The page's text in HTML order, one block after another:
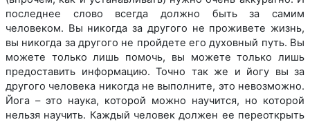
последнее слово всегда должно быть за самим
человеком. Вы никогда за другого не проживете жизнь,
вы никогда за другого не пройдете его духовный путь. Вы
можете только лишь помочь, вы можете только лишь
предоставить информацию. Точно так же и йогу вы за
другого человека никогда не выполните, это невозможно.
Йога – это наука, которой можно научится, но которой
нельзя научить. Каждый человек должен ее переоткрыть